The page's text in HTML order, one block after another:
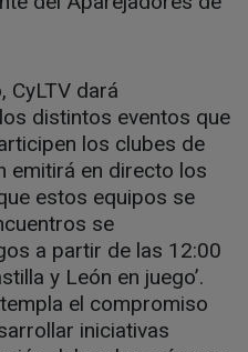
CyLTV dará
distintos eventos que
los clubes de
emitirá en directo los
estos equipos se
se
a partir de las 12:00
y León en juego’.
el compromiso
iniciativas